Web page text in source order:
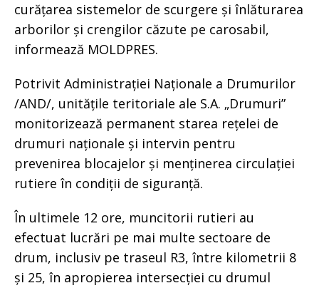
curățarea sistemelor de scurgere și înlăturarea
arborilor și crengilor căzute pe carosabil,
informează MOLDPRES.
Potrivit Administrației Naționale a Drumurilor
/AND/, unitățile teritoriale ale S.A. „Drumuri”
monitorizează permanent starea rețelei de
drumuri naționale și intervin pentru
prevenirea blocajelor și menținerea circulației
rutiere în condiții de siguranță.
În ultimele 12 ore, muncitorii rutieri au
efectuat lucrări pe mai multe sectoare de
drum, inclusiv pe traseul R3, între kilometrii 8
și 25, în apropierea intersecției cu drumul